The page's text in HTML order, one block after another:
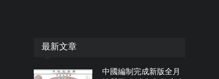
最新文章
中國編制完成新版全月